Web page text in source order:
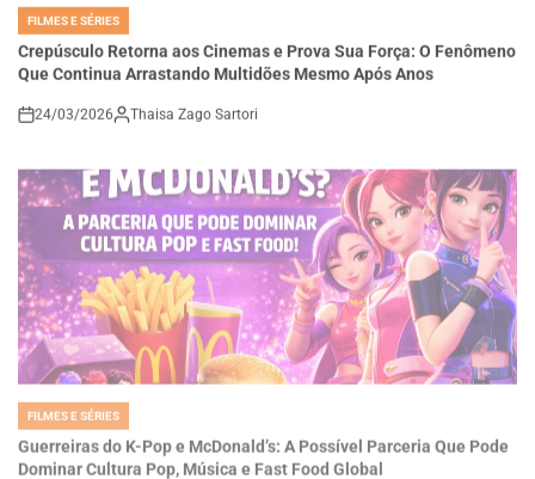
IN
Crepúsculo Retorna aos Cinemas e Prova Sua Força: O Fenômeno
Que Continua Arrastando Multidões Mesmo Após Anos
on
24/03/2026 Thaisa Zago Sartori
POSTED
IN
FILMES E SÉRIES
Guerreiras do K-Pop e McDonald’s: A Possível Parceria Que Pode
Dominar Cultura Pop, Música e Fast Food Global
on
24/03/2026 Thaisa Zago Sartori